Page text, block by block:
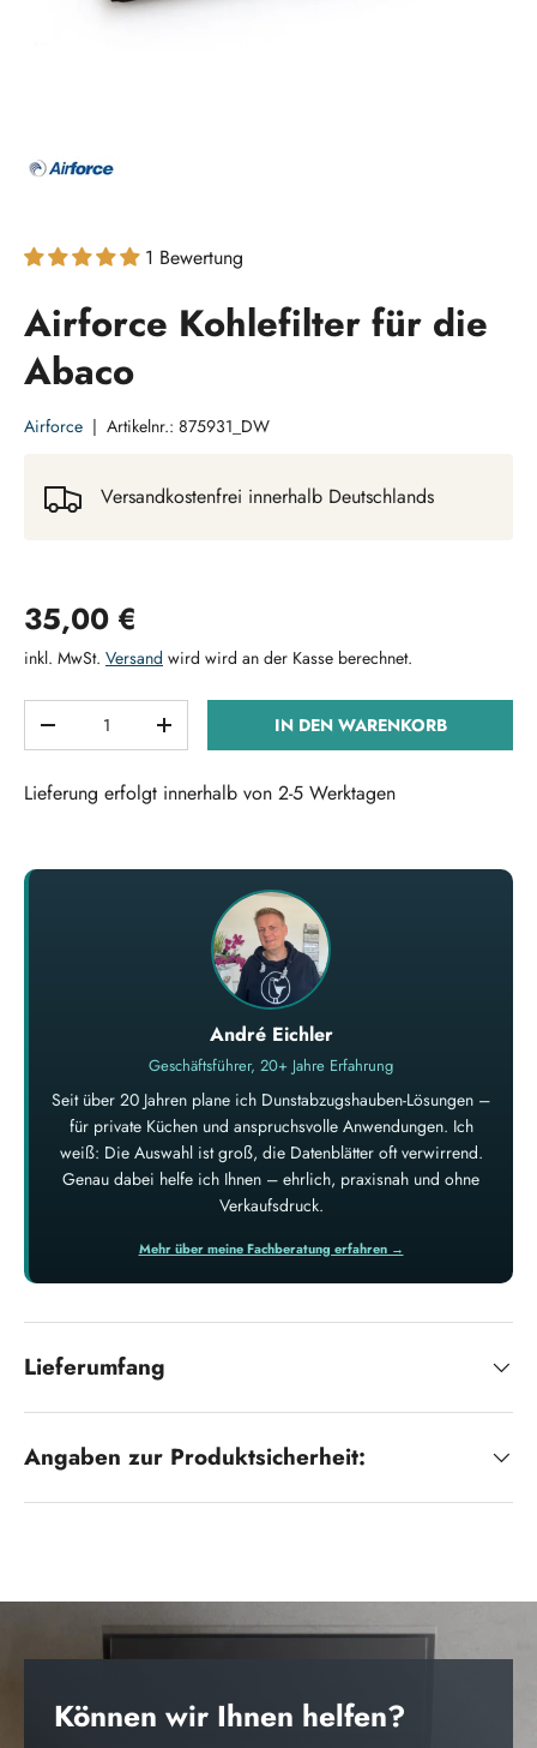
1 Bewertung
Airforce Kohlefilter für die
Abaco
Airforce | Artikelnr.: 875931_DW
Versandkostenfrei innerhalb Deutschlands
Normaler Preis
35,00 €
inkl. MwSt. Versand wird wird an der Kasse berechnet.
MENGE VERRINGERNMENGE ERHÖHENIN DEN WARENKORB
Lieferung erfolgt innerhalb von 2-5 Werktagen
André Eichler
Geschäftsführer, 20+ Jahre Erfahrung
Seit über 20 Jahren plane ich Dunstabzugshauben-Lösungen –
für private Küchen und anspruchsvolle Anwendungen. Ich
weiß: Die Auswahl ist groß, die Datenblätter oft verwirrend.
Genau dabei helfe ich Ihnen – ehrlich, praxisnah und ohne
Verkaufsdruck.
Mehr über meine Fachberatung erfahren →
Lieferumfang
Angaben zur Produktsicherheit:
Können wir Ihnen helfen?